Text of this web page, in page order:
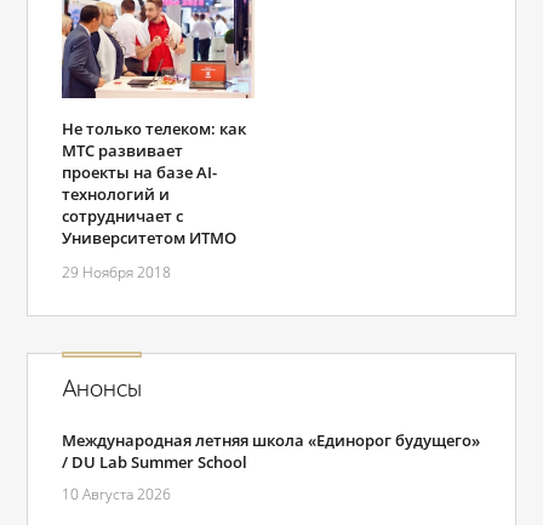
Не только телеком: как
МТС развивает
проекты на базе AI-
технологий и
сотрудничает с
Университетом ИТМО
29 Ноября 2018
Анонсы
Международная летняя школа «Единорог будущего»
/ DU Lab Summer School
10 Августа 2026